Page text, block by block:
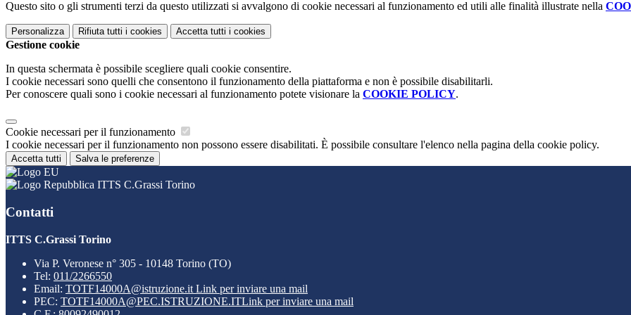
Questo sito o gli strumenti terzi da questo utilizzati si avvalgono di cookie necessari al funzionamento ed utili alle finalità illustrate nella
Personalizza Rifiuta tutti i cookies Accetta tutti i cookies
Gestione cookie
In questa schermata è possibile scegliere quali cookie consentire.
I cookie necessari sono quelli che consentono il funzionamento della piattaforma e non è possibile disabilitarli.
Per conoscere quali sono i cookie necessari al funzionamento potete visionare la COOKIE POLICY.
Cookie necessari per il funzionamento
I cookie necessari per il funzionamento non possono essere disabilitati. È possibile consultare l'elenco nella pagina della cookie policy.
Accetta tutti Salva le preferenze
ITTS C.Grassi Torino
Contatti
ITTS C.Grassi Torino
Via P. Veronese n° 305 - 10148 Torino (TO)
Tel: 011/2266550
Email: TOTF14000A@istruzione.it Link per inviare una mail
PEC: TOTF14000A@PEC.ISTRUZIONE.ITLink per inviare una mail